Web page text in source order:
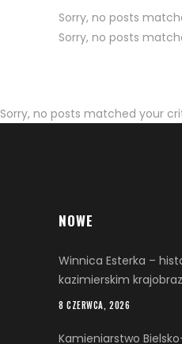
Sorry, no posts
Sorry, no posts
Sorry, no posts matched your
NOWE
Winnica Esterka –
kazimierskim
8 CZERWCA, 2026
Kamieniarstwo